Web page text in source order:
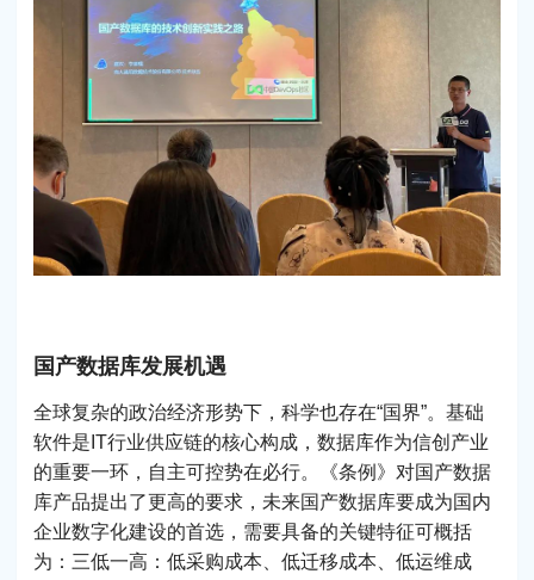
国产数据库发展机遇
全球复杂的政治经济形势下，科学也存在“国界”。基础
软件是IT行业供应链的核心构成，数据库作为信创产业
的重要一环，自主可控势在必行。《条例》对国产数据
库产品提出了更高的要求，未来国产数据库要成为国内
企业数字化建设的首选，需要具备的关键特征可概括
为：三低一高：低采购成本、低迁移成本、低运维成